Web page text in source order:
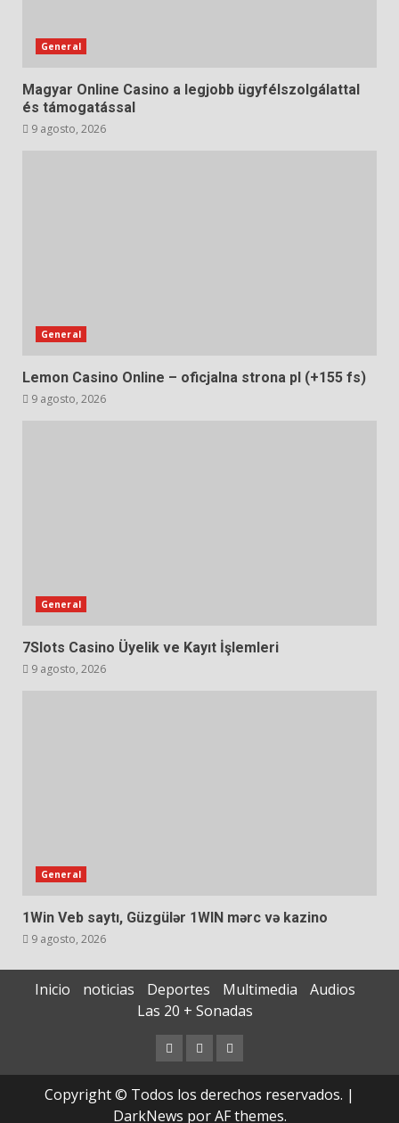
General
Magyar Online Casino a legjobb ügyfélszolgálattal
és támogatással
9 agosto, 2026
General
Lemon Casino Online – oficjalna strona pl (+155 fs)
9 agosto, 2026
General
7Slots Casino Üyelik ve Kayıt İşlemleri
9 agosto, 2026
General
1Win Veb saytı, Güzgülər 1WIN mərc və kazino
9 agosto, 2026
Inicio noticias Deportes Multimedia
Audios
Las 20 + Sonadas
Copyright © Todos los derechos reservados. |
DarkNews por AF themes.